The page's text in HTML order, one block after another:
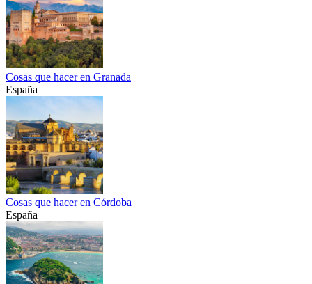
Cosas que hacer en Granada
España
Cosas que hacer en Córdoba
España